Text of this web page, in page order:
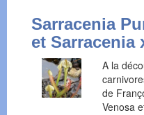
Sarracenia
et Sarracenia
A la
de
Venosa